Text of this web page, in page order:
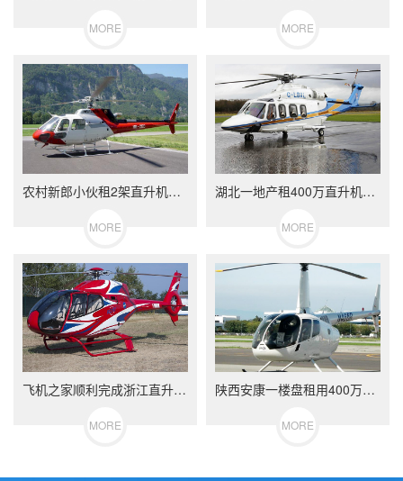
MORE MORE
农村新郎小伙租2架直升机迎娶新娘相恋7年婚礼十分浪漫
MORE
湖北一地产租400万直升机助阵开业
MORE
飞机之家顺利完成浙江直升机航测作业
MORE
陕西安康一楼盘租用400万直升机空中看房
MORE